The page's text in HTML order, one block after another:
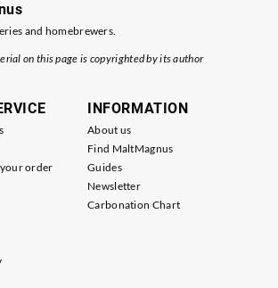
and homebrewers.
on this page is copyrighted by its author
order
INFORMATION
About us
Find MaltMagnus
Guides
Newsletter
Carbonation Chart